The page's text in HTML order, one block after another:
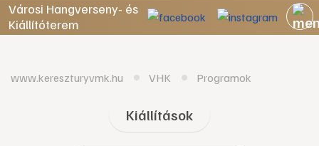
Városi Hangverseny- és
Kiállítóterem
www.kereszturyvmk.hu VHK Programok
Kiállítások